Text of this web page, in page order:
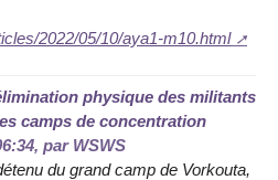
2022/05/10/aya1-m10.html
physique des militants
camps de concentration
, par WSWS
du grand camp de Vorkouta,